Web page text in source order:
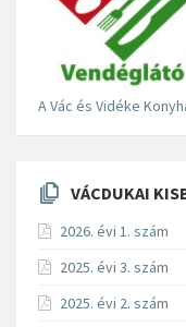
A Vác és Vidéke
VÁCDUKAI
2026. évi 1. szám
2025. évi 3. szám
2025. évi 2. szám